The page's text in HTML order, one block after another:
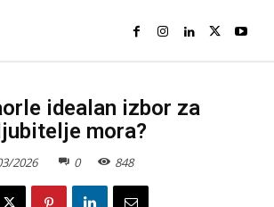
idealan izbor za
mora?
2026 0 848